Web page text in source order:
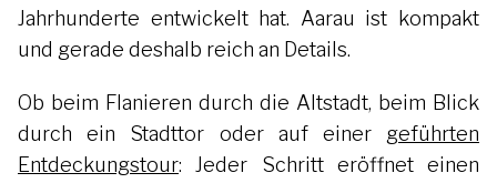
Jahrhunderte entwickelt hat. Aarau ist kompakt
und gerade deshalb reich an Details.
Ob beim Flanieren durch die Altstadt, beim Blick
durch ein Stadttor oder auf einer geführten
Entdeckungstour: Jeder Schritt eröffnet einen